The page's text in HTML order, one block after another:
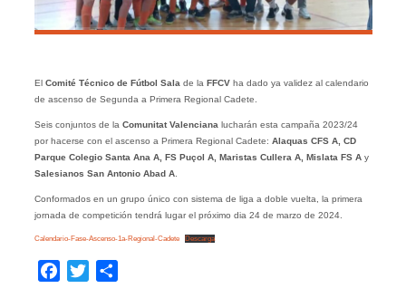
El Comité Técnico de Fútbol Sala de la FFCV ha dado ya validez al calendario
de ascenso de Segunda a Primera Regional Cadete.
Seis conjuntos de la Comunitat Valenciana lucharán esta campaña 2023/24
por hacerse con el ascenso a Primera Regional Cadete: Alaquas CFS A, CD
Parque Colegio Santa Ana A, FS Puçol A, Maristas Cullera A, Mislata FS A y
Salesianos San Antonio Abad A.
Conformados en un grupo único con sistema de liga a doble vuelta, la primera
jornada de competición tendrá lugar el próximo dia 24 de marzo de 2024.
Calendario-Fase-Ascenso-1a-Regional-Cadete Descarga
Facebook
Twitter